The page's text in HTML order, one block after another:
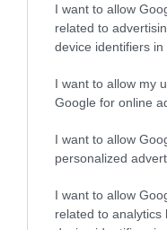
I want to allow
related to
device identifiers in
I want to allow my
Google for online
I want to allow
personalized
I want to allow
related to analytics
HŐKUPOLA
FELETT: MI EZ A
ALATTA A
2026-08-03